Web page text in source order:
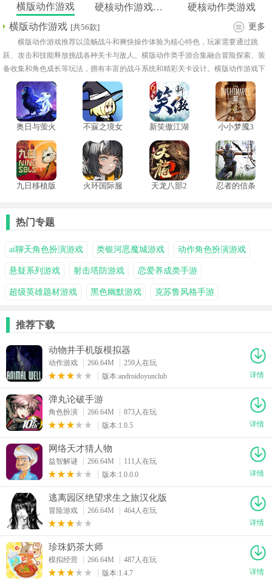
横版动作游戏 硬核动作游戏精选
硬核动作类游戏
横版动作游戏 [共56款] 更多
横版动作游戏推荐以流畅战斗和爽快操作体验为核心特色，玩家需要通过跳
跃、攻击和技能释放挑战各种关卡与敌人。横版动作类手游合集融合冒险探索、装
备收集和角色成长等玩法，拥有丰富的战斗系统和精彩关卡设计。横版动作游戏下
载大全适合喜欢操作挑战和热血战斗的玩家。
奥日与萤火
植版
不寐之境女
机版
新笑傲江湖
小小梦魇3
九日移植版 火环国际服
天龙八部2
忍者的信条
热门专题
ai聊天角色扮演游戏 类银河恶魔城游戏 动作角色扮演游戏
悬疑系列游戏 射击塔防游戏 恋爱养成类手游
超级英雄题材游戏 黑色幽默游戏 克苏鲁风格手游
推荐下载
动物井手机版模拟器
动作游戏 266.64M
259人在玩
版本:androidoyunclub
详情
弹丸论破手游
角色扮演 266.64M
873人在玩
版本:1.0.5
详情
网络天才猜人物
益智解谜 266.64M
111人在玩
版本:1.0.0.0
详情
逃离园区绝望求生之旅汉化版
冒险游戏 266.64M
464人在玩
详情
珍珠奶茶大师
模拟经营 266.64M
487人在玩
版本:1.4.7
详情